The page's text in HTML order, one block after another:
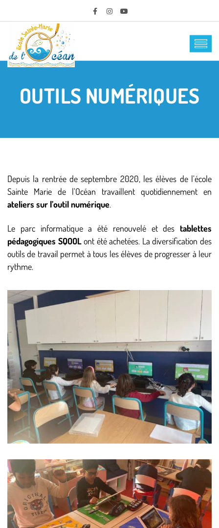
OUTILS NUMÉRIQUES
Depuis la rentrée de septembre 2020, les élèves de l’école
Sainte Marie de l’Océan travaillent quotidiennement en
ateliers sur l’outil numérique.
Le parc informatique a été renouvelé et des tablettes
pédagogiques SQOOLont été achetées. La diversification des
outils de travail permet à tous les élèves de progresser à leur
rythme.